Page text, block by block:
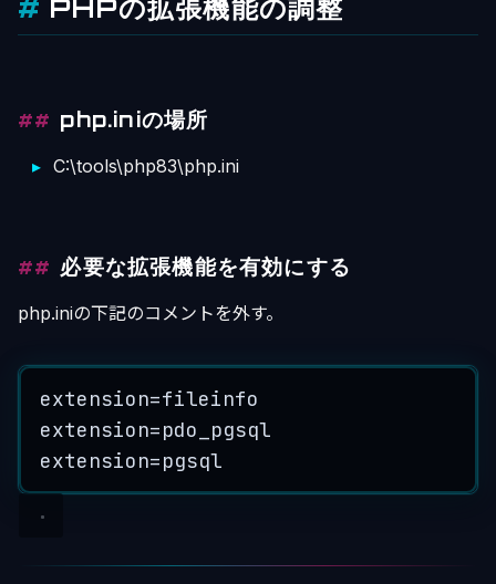
PHPの拡張機能の調整
php.iniの場所
C:\tools\php83\php.ini
必要な拡張機能を有効にする
php.iniの下記のコメントを外す。
extension=fileinfo
extension=pdo_pgsql
extension=pgsql